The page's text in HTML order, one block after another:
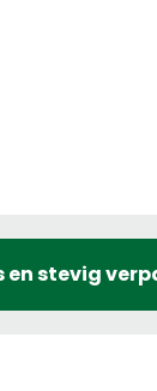
en stevig